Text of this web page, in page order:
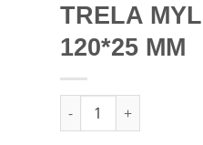
TRELA
120*25 MM
Quantidade de TRELA